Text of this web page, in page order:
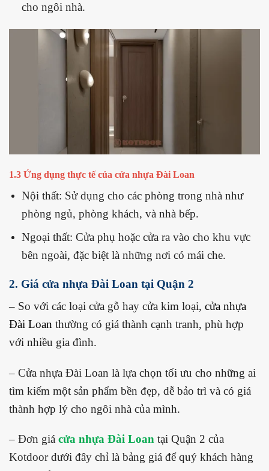
cho ngôi nhà.
1.3 Ứng dụng thực tế của cửa nhựa Đài Loan
Nội thất: Sử dụng cho các phòng trong nhà như
phòng ngủ, phòng khách, và nhà bếp.
Ngoại thất: Cửa phụ hoặc cửa ra vào cho khu vực
bên ngoài, đặc biệt là những nơi có mái che.
2. Giá cửa nhựa Đài Loan tại Quận 2
– So với các loại cửa gỗ hay cửa kim loại, cửa nhựa
Đài Loan thường có giá thành cạnh tranh, phù hợp
với nhiều gia đình.
– Cửa nhựa Đài Loan là lựa chọn tối ưu cho những ai
tìm kiếm một sản phẩm bền đẹp, dễ bảo trì và có giá
thành hợp lý cho ngôi nhà của mình.
– Đơn giá cửa nhựa Đài Loan tại Quận 2 của
Kotdoor dưới đây chỉ là bảng giá để quý khách hàng